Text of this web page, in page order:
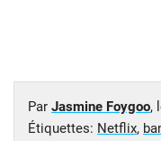
Par Jasmine Foygoo,
Étiquettes: Netflix,